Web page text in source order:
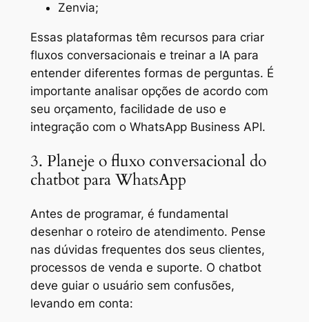
Zenvia;
Essas plataformas têm recursos para criar
fluxos conversacionais e treinar a IA para
entender diferentes formas de perguntas. É
importante analisar opções de acordo com
seu orçamento, facilidade de uso e
integração com o WhatsApp Business API.
3. Planeje o fluxo conversacional do
chatbot para WhatsApp
Antes de programar, é fundamental
desenhar o roteiro de atendimento. Pense
nas dúvidas frequentes dos seus clientes,
processos de venda e suporte. O chatbot
deve guiar o usuário sem confusões,
levando em conta: